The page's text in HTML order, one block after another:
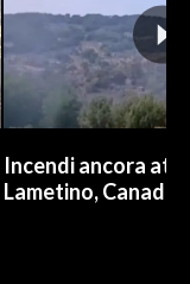
Incendi ancora
Lametino,